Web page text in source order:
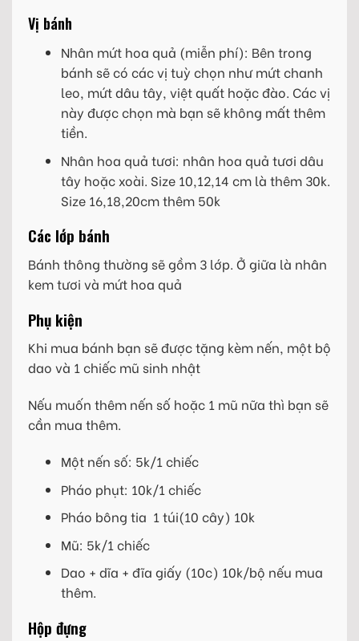
Vị bánh
Nhân mứt hoa quả (miễn phí): Bên trong
bánh sẽ có các vị tuỳ chọn như mứt chanh
leo, mứt dâu tây, việt quất hoặc đào. Các vị
này được chọn mà bạn sẽ không mất thêm
tiền.
Nhân hoa quả tươi: nhân hoa quả tươi dâu
tây hoặc xoài. Size 10,12,14 cm là thêm 30k.
Size 16,18,20cm thêm 50k
Các lớp bánh
Bánh thông thường sẽ gồm 3 lớp. Ở giữa là nhân
kem tươi và mứt hoa quả
Phụ kiện
Khi mua bánh bạn sẽ được tặng kèm nến, một bộ
dao và 1 chiếc mũ sinh nhật
Nếu muốn thêm nến số hoặc 1 mũ nữa thì bạn sẽ
cần mua thêm.
Một nến số: 5k/1 chiếc
Pháo phụt: 10k/1 chiếc
Pháo bông tia 1 túi(10 cây) 10k
Mũ: 5k/1 chiếc
Dao + dĩa + đĩa giấy (10c) 10k/bộ nếu mua
thêm.
Hộp đựng